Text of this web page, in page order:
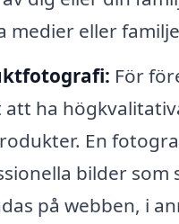
medier eller
För
ha
En
bilder som
på webben, i